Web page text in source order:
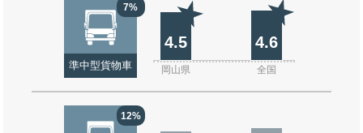
7%
準中型貨物車
4.5 4.6
岡山県 全国
12%